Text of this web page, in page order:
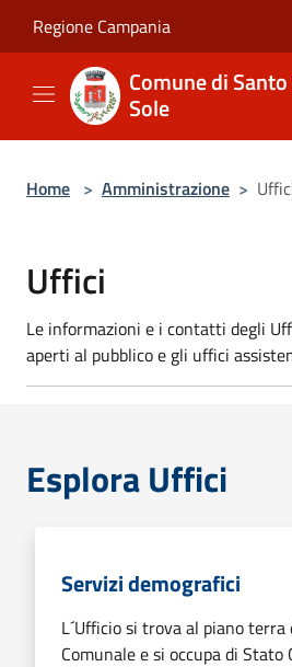
Regione Campania
Comune di
Sole
Home > Amministrazione >
Uffici
Le informazioni e i contatti degli
aperti al pubblico e gli uffici
Esplora Uffici
Servizi demografici
L´Ufficio si trova al piano terra
Comunale e si occupa di Stato